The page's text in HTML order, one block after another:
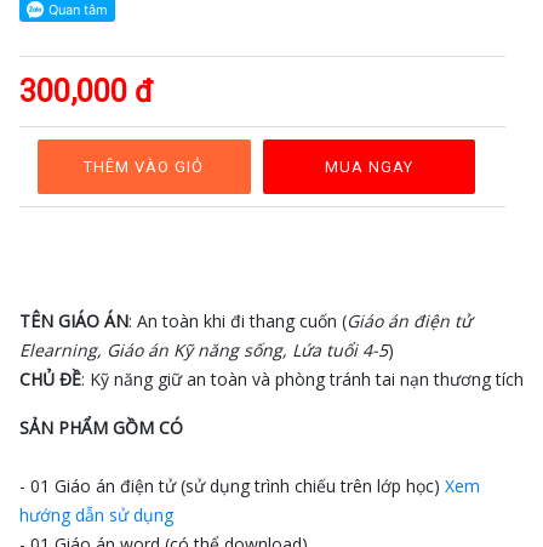
Kỹ
năng
sống
Mầm
non
Cộng
300,000 đ
THÊM VÀO GIỎ MUA NGAY
TÊN GIÁO ÁN: An toàn khi đi thang cuốn (Giáo án điện tử
Elearning, Giáo án Kỹ năng sống, Lứa tuổi 4-5)
CHỦ ĐỀ: Kỹ năng giữ an toàn và phòng tránh tai nạn thương tích
SẢN PHẨM GỒM CÓ
- 01 Giáo án điện tử (sử dụng trình chiếu trên lớp học) Xem
hướng dẫn sử dụng